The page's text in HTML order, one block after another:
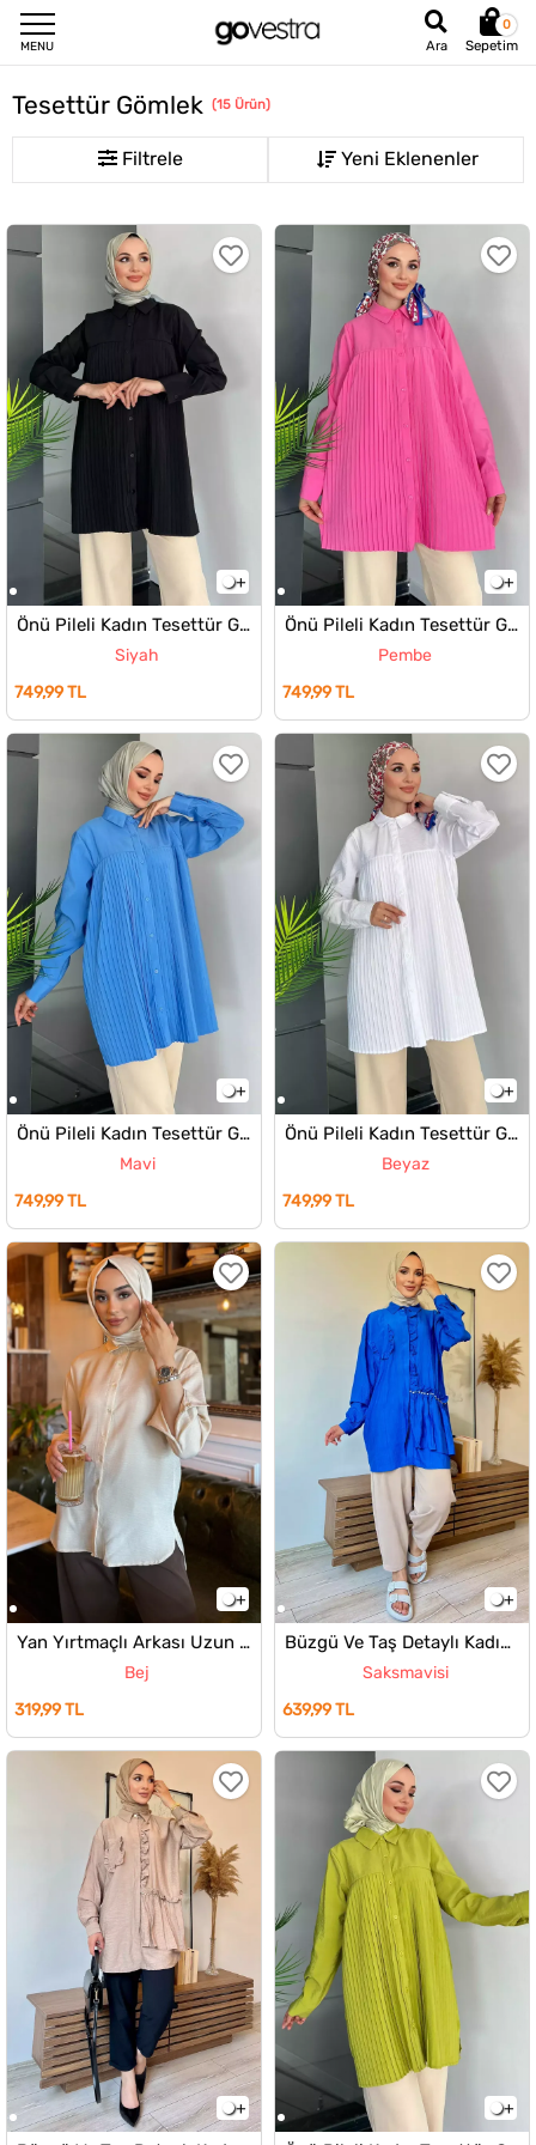
MENU Ara
0
Sepetim
Tesettür Gömlek (15 Ürün)
Filtrele
Önü Pileli Kadın Tesettür Gömlek
Siyah
749,99 TL
Önü Pileli Kadın Tesettür Gömlek
Pembe
749,99 TL
Önü Pileli Kadın Tesettür Gömlek
Mavi
749,99 TL
Önü Pileli Kadın Tesettür Gömlek
Beyaz
749,99 TL
Yan Yırtmaçlı Arkası Uzun Kadın Tesettür Gömlek
Bej
319,99 TL
Büzgü Ve Taş Detaylı Kadın Tesettür Gömlek
Saksmavisi
639,99 TL